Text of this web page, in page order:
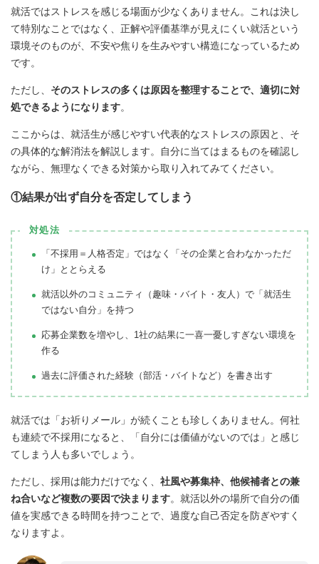
就活ではストレスを感じる場面が少なくありません。これは決し
て特別なことではなく、正解や評価基準が見えにくい就活という
環境そのものが、不安や焦りを生みやすい構造になっているため
です。
ただし、 そのストレスの多くは原因を整理することで、適切に対
処できるようになります。
ここからは、就活生が感じやすい代表的なストレスの原因と、そ
の具体的な解消法を解説します。自分に当てはまるものを確認し
ながら、無理なくできる対策から取り入れてみてください。
①結果が出ず自分を否定してしまう
対処法
「不採用＝人格否定」ではなく「その企業と合わなかっただ
け」ととらえる
就活以外のコミュニティ（趣味・バイト・友人）で「就活生
ではない自分」を持つ
応募企業数を増やし、1社の結果に一喜一憂しすぎない環境を
作る
過去に評価された経験（部活・バイトなど）を書き出す
就活では「お祈りメール」が続くことも珍しくありません。何社
も連続で不採用になると、「自分には価値がないのでは」と感じ
てしまう人も多いでしょう。
ただし、採用は能力だけでなく、 社風や募集枠、他候補者との兼
ね合いなど複数の要因で決まります。就活以外の場所で自分の価
値を実感できる時間を持つことで、過度な自己否定を防ぎやすく
なりますよ。